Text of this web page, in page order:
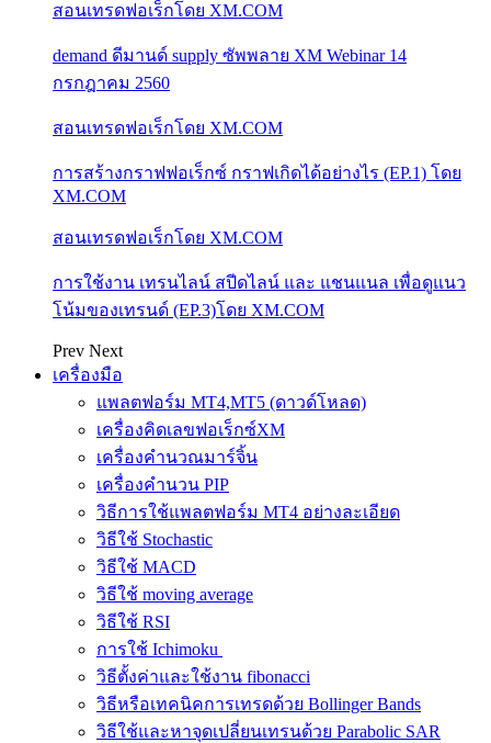
สอนเทรดฟอเร็กโดย XM.COM
demand ดีมานด์ supply ซัพพลาย XM Webinar 14
กรกฎาคม 2560
สอนเทรดฟอเร็กโดย XM.COM
การสร้างกราฟฟอเร็กซ์ กราฟเกิดได้อย่างไร (EP.1) โดย
XM.COM
สอนเทรดฟอเร็กโดย XM.COM
การใช้งาน เทรนไลน์ สปีดไลน์ และ แชนแนล เพื่อดูแนว
โน้มของเทรนด์ (EP.3)โดย XM.COM
Prev Next
เครื่องมือ
แพลตฟอร์ม MT4,MT5 (ดาวด์โหลด)
เครื่องคิดเลขฟอเร็กซ์XM
เครื่องคำนวณมาร์จิ้น
เครื่องคำนวน PIP
วิธีการใช้แพลตฟอร์ม MT4 อย่างละเอียด
วิธีใช้ Stochastic
วิธีใช้ MACD
วิธีใช้ moving average
วิธีใช้ RSI
การใช้ Ichimoku
วิธีตั้งค่าและใช้งาน fibonacci
วิธีหรือเทคนิคการเทรดด้วย Bollinger Bands
วิธีใช้และหาจุดเปลี่ยนเทรนด้วย Parabolic SAR